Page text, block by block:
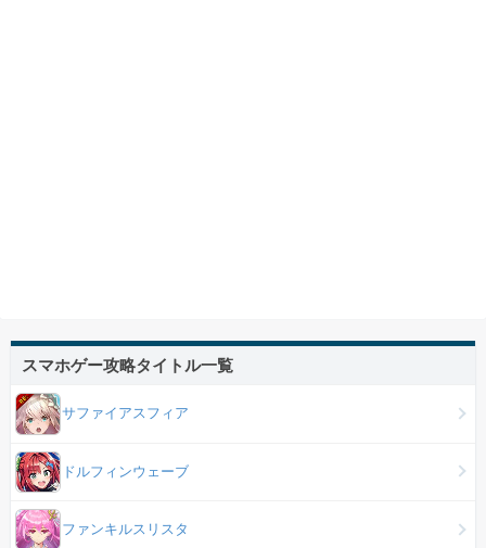
スマホゲー攻略タイトル一覧
サファイアスフィア
ドルフィンウェーブ
ファンキルスリスタ